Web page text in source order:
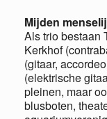
Mijden
Als trio bestaan
Kerkhof
(gitaar,
(elektrische
pleinen, maar
blusboten,